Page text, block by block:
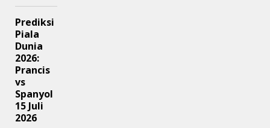
Prediksi
Piala
Dunia
2026:
Prancis
vs
Spanyol
15 Juli
2026